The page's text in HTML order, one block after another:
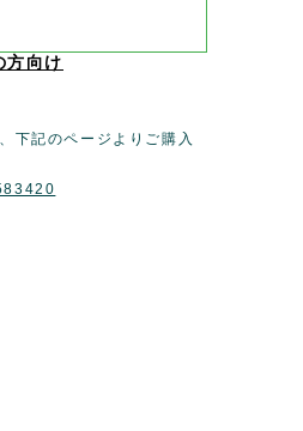
方向け
下記のページよりご購入